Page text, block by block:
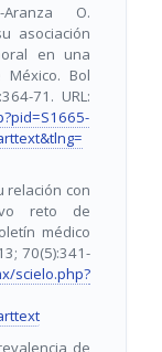
Aranza O.
asociación
en una
Bol
71. URL:
relación con
reto de
médico
70(5):341-
scielo.php?
de